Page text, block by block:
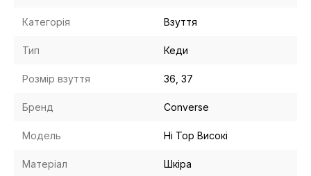
Категорія Взуття
Тип Кеди
Розмір взуття 36, 37
Бренд Converse
Модель Hi Top Високі
Матеріал Шкіра